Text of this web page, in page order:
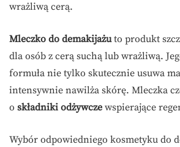
wrażliwą cerą.
Mleczko do demakijażuto produkt
dla osób z cerą suchą lub wrażliwą.
formuła nie tylko skutecznie usuwa
intensywnie nawilża skórę. Mleczka
o składniki odżywcze wspierające
Wybór odpowiedniego kosmetyku do